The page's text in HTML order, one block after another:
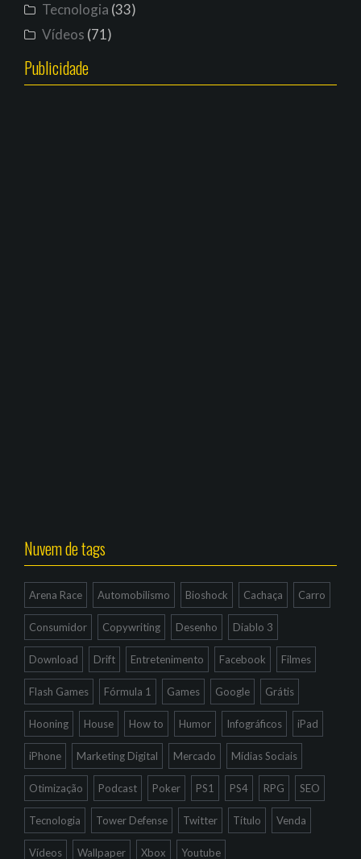
Tecnologia (33)
Vídeos (71)
Publicidade
Nuvem de tags
Arena Race Automobilismo Bioshock Cachaça Carro
Consumidor Copywriting Desenho Diablo 3
Download Drift Entretenimento Facebook Filmes
Flash Games Fórmula 1 Games Google Grátis
Hooning House How to Humor Infográficos iPad
iPhone Marketing Digital Mercado Mídias Sociais
Otimização Podcast Poker PS1 PS4 RPG SEO
Tecnologia Tower Defense Twitter Título Venda
Vídeos Wallpaper Xbox Youtube